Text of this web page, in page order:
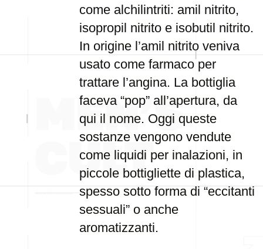
come alchilintriti: amil nitrito,
isopropil nitrito e isobutil nitrito.
In origine l’amil nitrito veniva
usato come farmaco per
trattare l’angina. La bottiglia
faceva “pop” all’apertura, da
qui il nome. Oggi queste
sostanze vengono vendute
come liquidi per inalazioni, in
piccole bottigliette di plastica,
spesso sotto forma di “eccitanti
sessuali” o anche
aromatizzanti.